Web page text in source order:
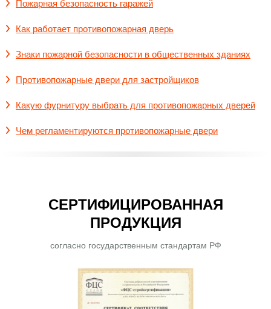
Пожарная безопасность гаражей
Как работает противопожарная дверь
Знаки пожарной безопасности в общественных зданиях
Противопожарные двери для застройщиков
Какую фурнитуру выбрать для противопожарных дверей
Чем регламентируются противопожарные двери
СЕРТИФИЦИРОВАННАЯ
ПРОДУКЦИЯ
согласно государственным стандартам РФ